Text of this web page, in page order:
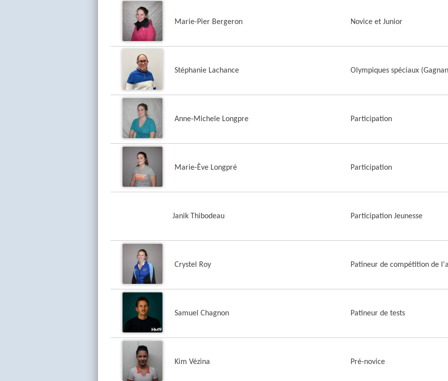
Marie-Pier Bergeron Novice et Junior
Stéphanie Lachance Olympiques spéciaux
Anne-Michele Longpre Participation
Marie-Ève Longpré Participation
Janik Thibodeau Participation Jeunesse
Crystel Roy Patineur de compétition de
Samuel Chagnon Patineur de tests
Kim Vézina Pré-novice